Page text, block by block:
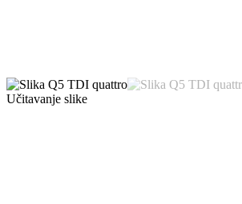
Učitavanje slike